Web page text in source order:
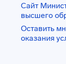
Сайт
высшего
Оставить
оказания